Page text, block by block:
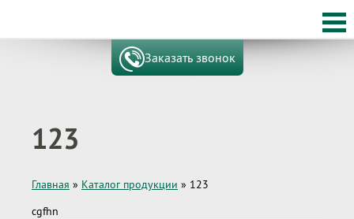
Заказать звонок
123
Главная » Каталог продукции » 123
cgfhn